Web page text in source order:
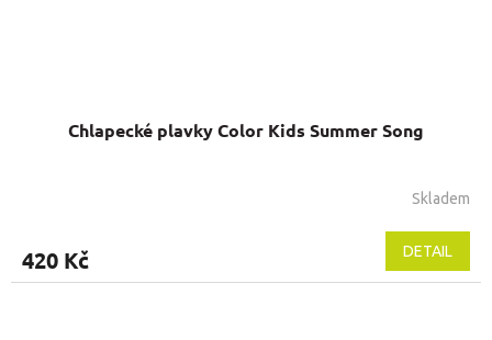
Chlapecké plavky Color Kids Summer Song
Skladem
420 Kč DETAIL